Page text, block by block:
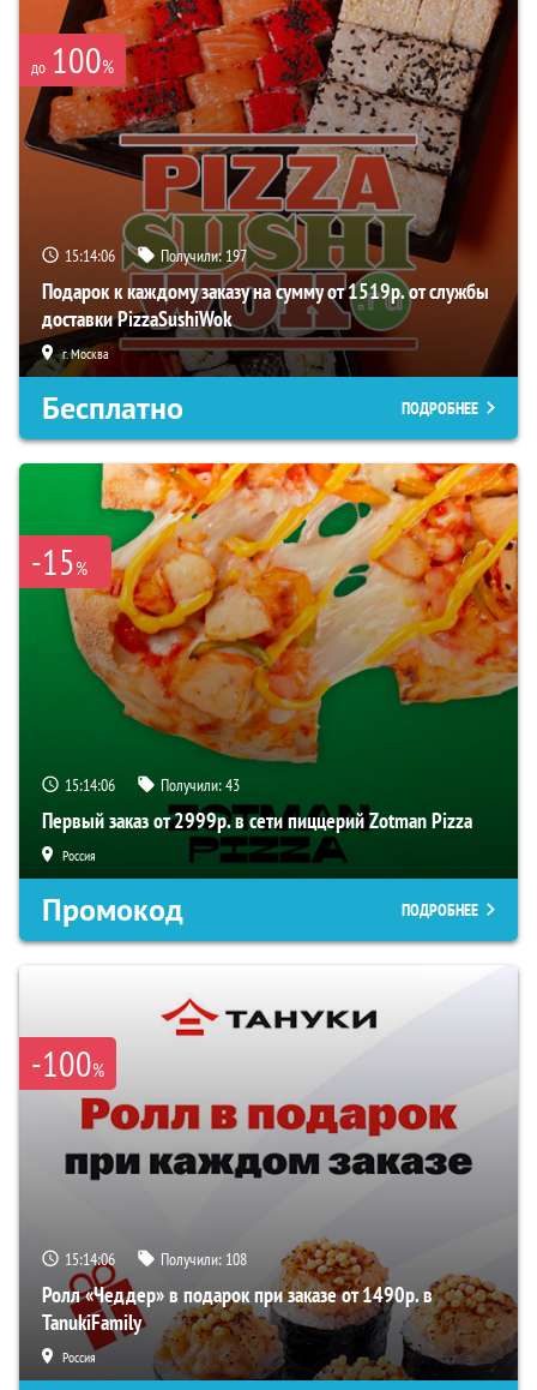
до 100%
15:14:06 Получили:197
Подарок к каждому заказу на сумму от 1519р. от службы
доставки PizzaSushiWok
г. Москва
Бесплатно ПОДРОБНЕЕ
-15%
15:14:06 Получили:43
Первый заказ от 2999р. в сети пиццерий Zotman Pizza
Россия
Промокод ПОДРОБНЕЕ
-100%
15:14:06 Получили: 108
Ролл «Чеддер» в подарок при заказе от 1490р. в
TanukiFamily
Россия